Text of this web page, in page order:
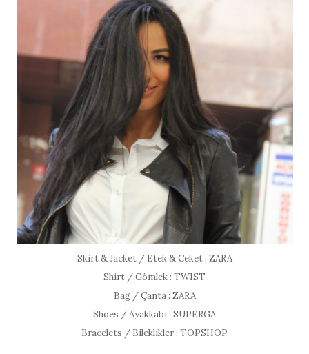
Skirt & Jacket / Etek & Ceket : ZARA
Shirt / Gömlek : TWIST
Bag / Çanta : ZARA
Shoes / Ayakkabı : SUPERGA
Bracelets / Bileklikler : TOPSHOP